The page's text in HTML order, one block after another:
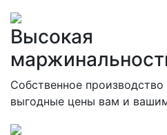
Высокая
Собственное
выгодные цены вам и